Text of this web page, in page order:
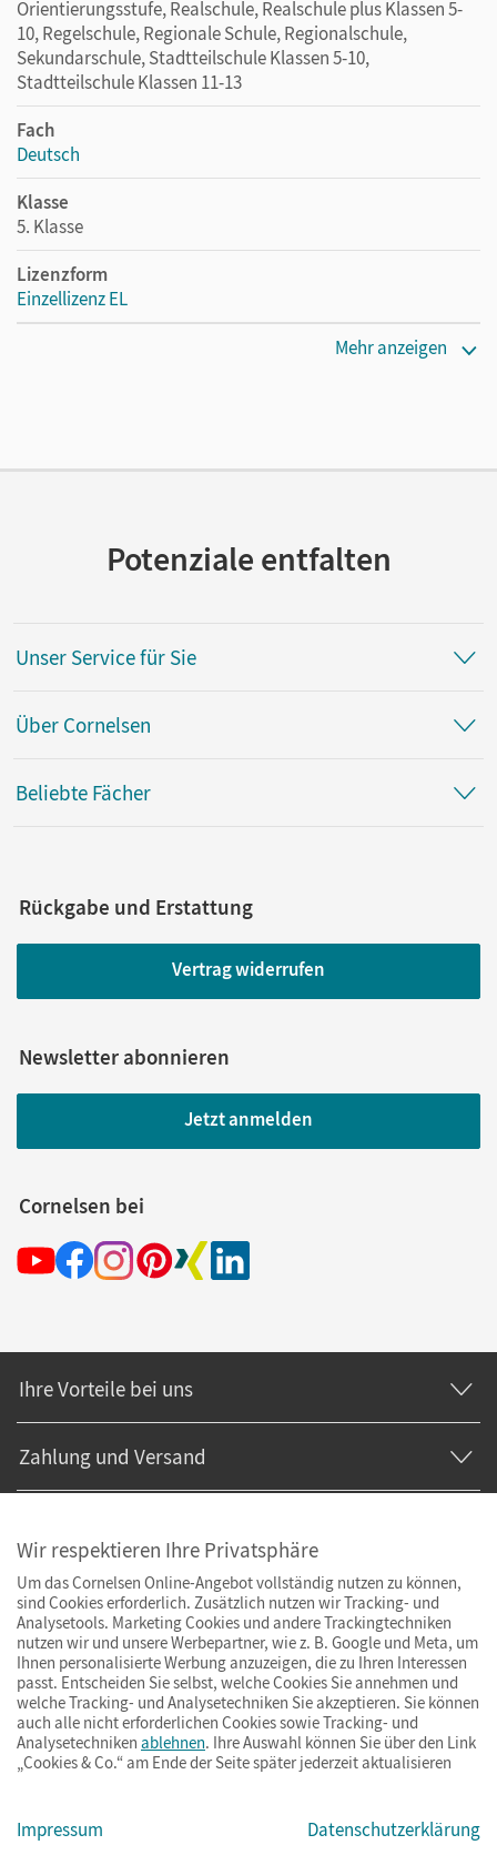
Orientierungsstufe, Realschule, Realschule plus Klassen 5-
10, Regelschule, Regionale Schule, Regionalschule,
Sekundarschule, Stadtteilschule Klassen 5-10,
Stadtteilschule Klassen 11-13
Fach
Deutsch
Klasse
5. Klasse
Lizenzform
Einzellizenz EL
Mehr anzeigen
Potenziale entfalten
Unser Service für Sie
Über Cornelsen
Beliebte Fächer
Rückgabe und Erstattung
Vertrag widerrufen
Newsletter abonnieren
Jetzt anmelden
Cornelsen bei
Ihre Vorteile bei uns
Zahlung und Versand
© Cornelsen Verlag 2026
ImpressumAGBDatenschutzBarrierefreiheitCookies & Co.
Wir respektieren Ihre Privatsphäre
Um das Cornelsen Online-Angebot vollständig nutzen zu können,
sind Cookies erforderlich. Zusätzlich nutzen wir Tracking- und
Analysetools. Marketing Cookies und andere Trackingtechniken
nutzen wir und unsere Werbepartner, wie z. B. Google und Meta, um
Ihnen personalisierte Werbung anzuzeigen, die zu Ihren Interessen
passt. Entscheiden Sie selbst, welche Cookies Sie annehmen und
welche Tracking- und Analysetechniken Sie akzeptieren. Sie können
auch alle nicht erforderlichen Cookies sowie Tracking- und
Analysetechniken ablehnen. Ihre Auswahl können Sie über den Link
„Cookies & Co.“ am Ende der Seite später jederzeit aktualisieren
Impressum Datenschutzerklärung